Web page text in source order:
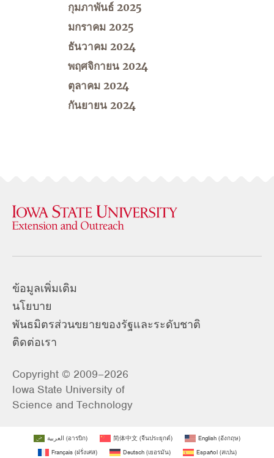
กุมภาพันธ์ 2025
มกราคม 2025
ธันวาคม 2024
พฤศจิกายน 2024
ตุลาคม 2024
กันยายน 2024
ข้อมูลเพิ่มเติม
นโยบาย
พันธมิตรส่วนขยายของรัฐและระดับชาติ
ติดต่อเรา
Copyright © 2009–2026
Iowa State University of
Science and Technology
العربية (อารบิก) 简体中文 (จีนประยุกต์) English (อังกฤษ)
Français(ฝรั่งเศส) Deutsch(เยอรมัน) Español(สเปน)